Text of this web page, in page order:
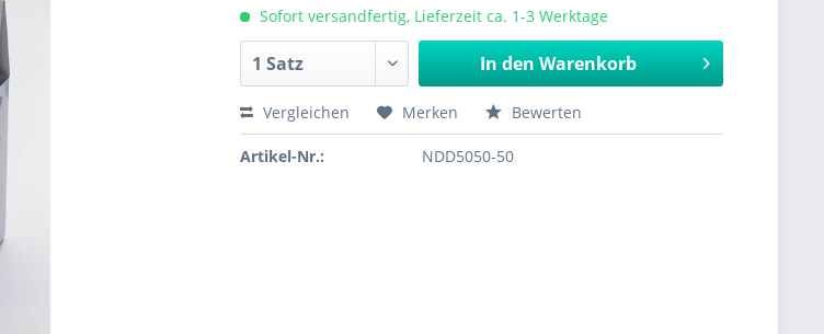
Sofort versandfertig, Lieferzeit ca. 1-3 Werktage
In den Warenkorb
Vergleichen Merken Bewerten
Artikel-Nr.: NDD5050-50